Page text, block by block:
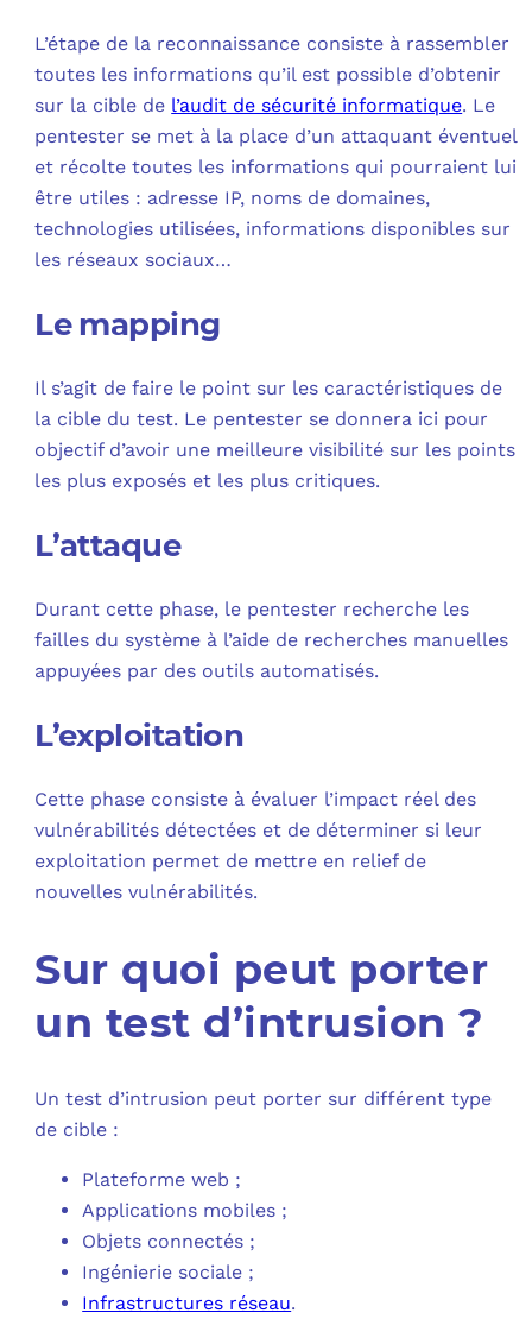
L’étape de la reconnaissance consiste à rassembler
toutes les informations qu’il est possible d’obtenir
sur la cible de l’audit de sécurité informatique. Le
pentester se met à la place d’un attaquant éventuel
et récolte toutes les informations qui pourraient lui
être utiles : adresse IP, noms de domaines,
technologies utilisées, informations disponibles sur
les réseaux sociaux…
Le mapping
Il s’agit de faire le point sur les caractéristiques de
la cible du test. Le pentester se donnera ici pour
objectif d’avoir une meilleure visibilité sur les points
les plus exposés et les plus critiques.
L’attaque
Durant cette phase, le pentester recherche les
failles du système à l’aide de recherches manuelles
appuyées par des outils automatisés.
L’exploitation
Cette phase consiste à évaluer l’impact réel des
vulnérabilités détectées et de déterminer si leur
exploitation permet de mettre en relief de
nouvelles vulnérabilités.
Sur quoi peut porter
un test d’intrusion ?
Un test d’intrusion peut porter sur différent type
de cible :
Plateforme web ;
Applications mobiles ;
Objets connectés ;
Ingénierie sociale ;
Infrastructures réseau.